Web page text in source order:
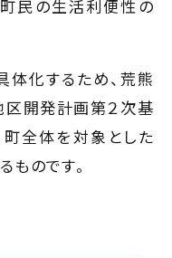
民の生活利便性の
化するため、荒熊
区開発計画第２次基
町全体を対象とした
ものです。